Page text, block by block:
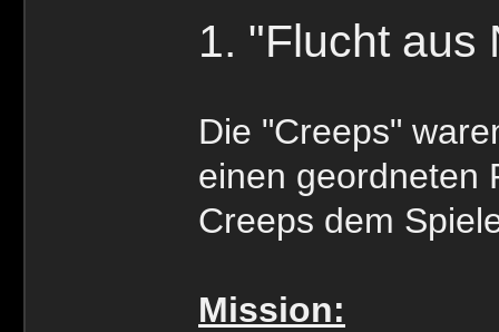
1. "Flucht aus
Die "Creeps"
einen geordneten
Creeps dem
Mission: